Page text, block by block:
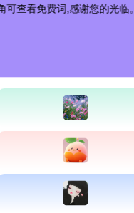
费词,感谢您的光临。]